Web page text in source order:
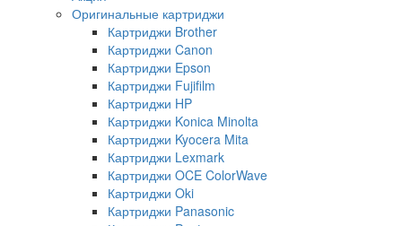
Оригинальные картриджи
Картриджи Brother
Картриджи Canon
Картриджи Epson
Картриджи Fujifilm
Картриджи HP
Картриджи Konica Minolta
Картриджи Kyocera Mita
Картриджи Lexmark
Картриджи OCE ColorWave
Картриджи Oki
Картриджи Panasonic